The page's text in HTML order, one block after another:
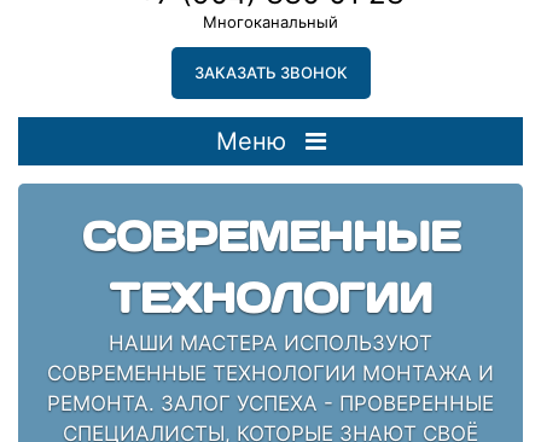
Многоканальный
ЗАКАЗАТЬ ЗВОНОК
Меню
СОВРЕМЕННЫЕ
ТЕХНОЛОГИИ
НАШИ МАСТЕРА ИСПОЛЬЗУЮТ
СОВРЕМЕННЫЕ ТЕХНОЛОГИИ МОНТАЖА И
РЕМОНТА. ЗАЛОГ УСПЕХА - ПРОВЕРЕННЫЕ
СПЕЦИАЛИСТЫ, КОТОРЫЕ ЗНАЮТ СВОЁ